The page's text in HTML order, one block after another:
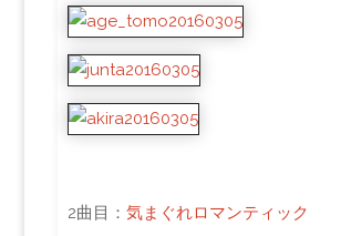
2曲目： 気まぐれロマンティック